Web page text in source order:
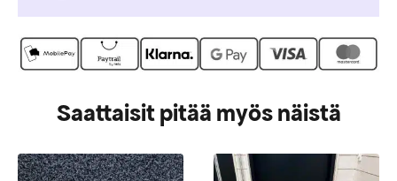
Saattaisit pitää myös näistä